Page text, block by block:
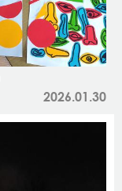
2026.01.30